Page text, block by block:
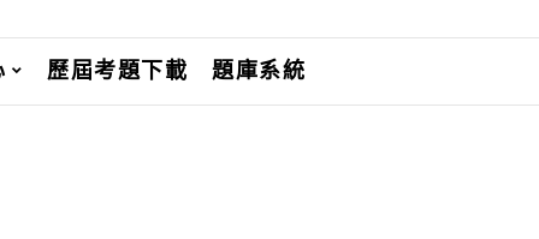
歷屆考題下載 題庫系統